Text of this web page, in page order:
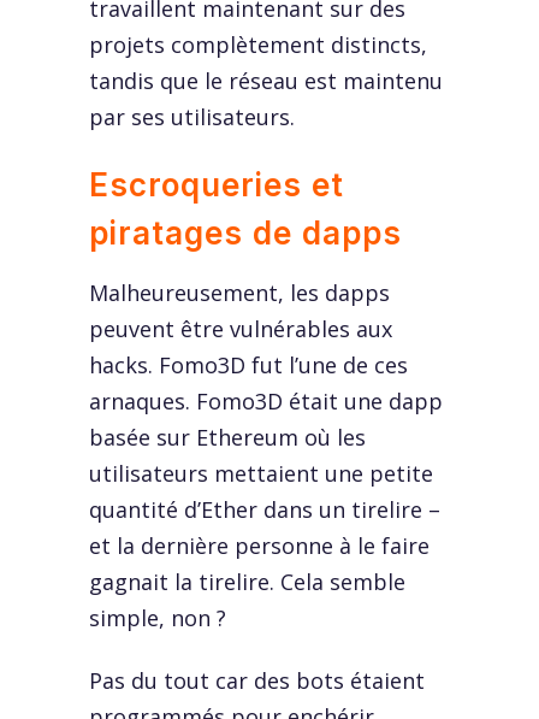
travaillent maintenant sur des
projets complètement distincts,
tandis que le réseau est maintenu
par ses utilisateurs.
Escroqueries et
piratages de dapps
Malheureusement, les dapps
peuvent être vulnérables aux
hacks. Fomo3D fut l’une de ces
arnaques. Fomo3D était une dapp
basée sur Ethereum où les
utilisateurs mettaient une petite
quantité d’Ether dans un tirelire –
et la dernière personne à le faire
gagnait la tirelire. Cela semble
simple, non ?
Pas du tout car des bots étaient